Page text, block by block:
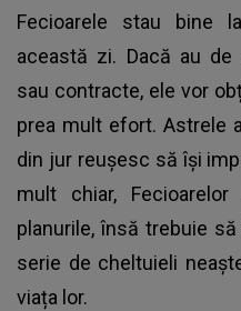
Fecioarele stau bine
această zi. Dacă au
sau contracte, ele vor
prea mult efort. Astrele
din jur reușesc să își
mult chiar,
planurile, însă trebuie
serie de cheltuieli
viața lor.